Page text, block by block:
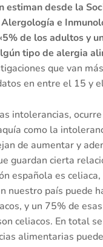
estiman desde la
e
de los adultos y
tipo de alergia
que van
en entre el 15 y
intolerancias,
como la
de aumentar y
guardan cierta
española es
nuestro país puede
y un 75% de
celiacos. En total
alimentarias